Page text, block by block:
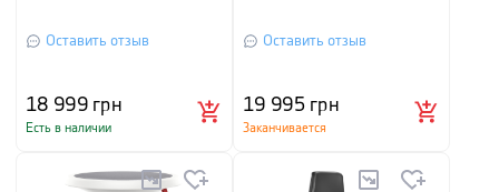
Оставить отзыв
18 999грн
Есть в наличии
Оставить отзыв
19 995грн
Заканчивается